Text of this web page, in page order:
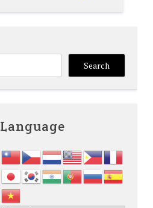
Search
Language